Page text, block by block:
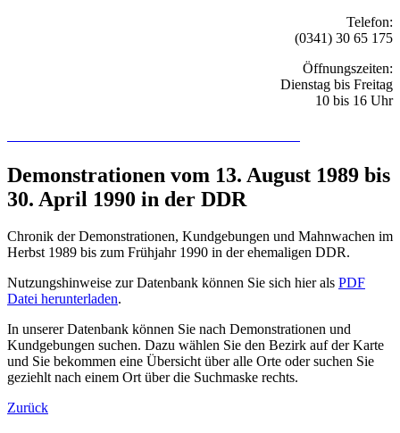
Telefon:
(0341) 30 65 175
Öffnungszeiten:
Dienstag bis Freitag
10 bis 16 Uhr
Demonstrationen vom 13. August 1989 bis
30. April 1990 in der DDR
Chronik der Demonstrationen, Kundgebungen und Mahnwachen im
Herbst 1989 bis zum Frühjahr 1990 in der ehemaligen DDR.
Nutzungshinweise zur Datenbank können Sie sich hier als PDF
Datei herunterladen.
In unserer Datenbank können Sie nach Demonstrationen und
Kundgebungen suchen. Dazu wählen Sie den Bezirk auf der Karte
und Sie bekommen eine Übersicht über alle Orte oder suchen Sie
geziehlt nach einem Ort über die Suchmaske rechts.
Zurück